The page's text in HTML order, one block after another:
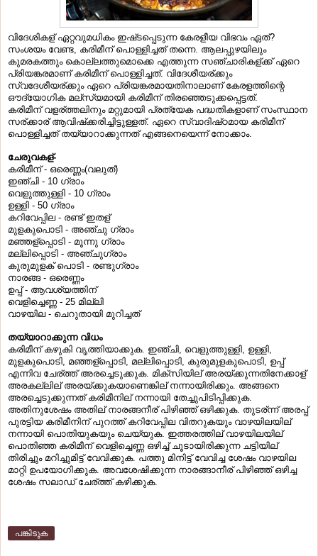
വിദേശികള് ഏറ്റവുമധികം ഇഷ്ടപ്പെടുന്ന കേരളീയ വിഭവം ഏത്?
സംശയം വേണ്ട കരിമീന് പൊള്ളിച്ചത് തന്നെ. ആലപ്പുഴയിലും
കുമരകത്തും കൊല്ലത്തുമൊക്കെ എത്തുന്ന സഞ്ചാരികള്ക്ക് ഏറെ
പ്രിയങ്കരമാണ് കരിമീന് പൊള്ളിച്ചത്. വിദേശീയര്ക്കും
സ്വദേശീയര്ക്കും ഏറെ പ്രിയങ്കരമായതിനാലാണ് കേരളത്തിന്റെ
ഔദ്യോഗിക മല്സ്യമായി കരിമീന് തിരഞ്ഞെടുക്കപ്പെട്ടത്.
കരിമീന് വളര്ത്തലിനും മറ്റുമായി പ്രത്യേക പദ്ധതികളാണ് സംസ്ഥാന
സര്ക്കാര് ആവിഷ്ക്കരിച്ചിട്ടുള്ളത്. ഏറെ സ്വാദിഷ്ഠമായ കരിമീന്
പൊള്ളിച്ചത് തയ്യാറാക്കുന്നത് എങ്ങനെയെന്ന് നോക്കാം.
ചേരുവകള്-
കരിമീന്- ഒരെണ്ണം(വലുത്)
ഇഞ്ചി - 10 ഗ്രാം
വെളുത്തുള്ളി - 10 ഗ്രാം
ഉള്ളി - 50 ഗ്രാം
കറിവേപ്പില- രണ്ട് ഇതള്
മുളകുപൊടി - അഞ്ചു ഗ്രാം
മഞ്ഞള്പ്പൊടി - മൂന്നു ഗ്രാം
മല്ലിപ്പൊടി - അഞ്ചുഗ്രാം
കുരുമുളക് പൊടി - രണ്ടുഗ്രാം
നാരങ്ങ- ഒരെണ്ണം
ഉപ്പ്- ആവശ്യത്തിന്
വെളിച്ചെണ്ണ- 25 മില്ലി
വാഴയില- ചെറുതായി മുറിച്ചത്
തയ്യാറാക്കുന്ന വിധം
കരിമീന് കഴുകി വൃത്തിയാക്കുക. ഇഞ്ചി വെളുത്തുള്ളി ഉള്ളി
മുളകുപൊടി മഞ്ഞള്പ്പൊടി മല്ലിപ്പൊടി കുരുമുളകുപൊടി ഉപ്പ്
എന്നിവ ചേര്ത്ത് അരച്ചെടുക്കുക. മിക്സിയില് അരയ്ക്കുന്നതിനേക്കാള്
അരകല്ലില് അരയ്ക്കുകയാണെങ്കില് നന്നായിരിക്കും. അങ്ങനെ
അരച്ചെടുക്കുന്നത് കരിമീനില് നന്നായി തേച്ചുപിടിപ്പിക്കുക.
അതിനുശേഷം അതില് നാരങ്ങനീര് പിഴിഞ്ഞ് ഒഴിക്കുക. തുടര്ന്ന് അരപ്പ്
പുരട്ടിയ കരിമീനിന് പുറത്ത് കറിവേപ്പില വിതറുകയും വാഴയിലയില്
നന്നായി പൊതിയുകയും ചെയ്യുക. ഇത്തരത്തില് വാഴയിലയില്
പൊതിഞ്ഞ കരിമീന് വെളിച്ചെണ്ണ ഒഴിച്ച് ചൂടായിരിക്കുന്ന ചട്ടിയില്
തിരിച്ചും മറിച്ചുമിട്ട് വേവിക്കുക. പത്തു മിനിട്ട് വേവിച്ച ശേഷം വാഴയില
മാറ്റി ഉപയോഗിക്കുക. അവശേഷിക്കുന്ന നാരങ്ങാനീര് പിഴിഞ്ഞ് ഒഴിച്ച
ശേഷം സലാഡ് ചേര്ത്ത് കഴിക്കുക.
പങ്കിടുക